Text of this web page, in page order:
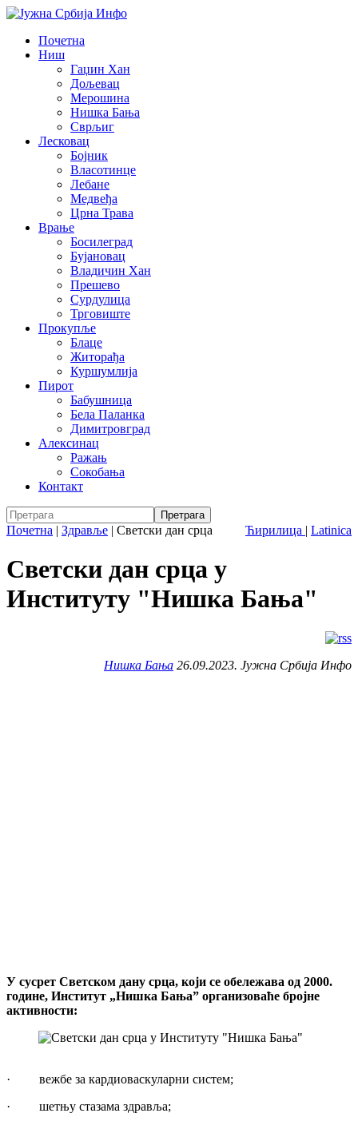
Почетна
Ниш
Гаџин Хан
Дољевац
Мерошина
Нишка Бања
Сврљиг
Лесковац
Бојник
Власотинце
Лебане
Медвеђа
Црна Трава
Врање
Босилеград
Бујановац
Владичин Хан
Прешево
Сурдулица
Трговиште
Прокупље
Блаце
Житорађа
Куршумлија
Пирот
Бабушница
Бела Паланка
Димитровград
Алексинац
Ражањ
Сокобања
Контакт
Ћирилица | Latinica
Почетна | Здравље | Светски дан срца
Светски дан срца у
Институту "Нишка Бања"
Нишка Бања 26.09.2023. Јужна Србија Инфо
У сусрет Светском дану срца, који се обележава од 2000.
године, Институт „Нишка Бања” организоваће бројне
активности:
· вежбе за кардиоваскуларни систем;
· шетњу стазама здравља;